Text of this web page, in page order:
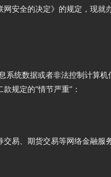
安全的决定》的规定，现就
系统数据或者非法控制计算
规定的“情节严重”：
交易、期货交易等网络金融服